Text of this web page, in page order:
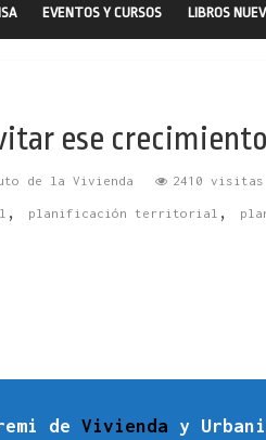
EVENTOS Y CURSOS LIBROS
ese
de la Vivienda 2410 visitas
, planificación territorial ,
de Vivienda y